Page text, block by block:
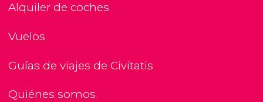
Alquiler de coches
Vuelos
Guías de viajes de Civitatis
Quiénes somos